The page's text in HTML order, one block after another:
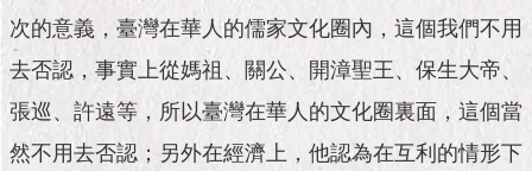
系
統
1999）
次的意義，臺灣在華人的儒家文化圈內，這個我們不用
去否認，事實上從媽祖、關公、開漳聖王、保生大帝、
張巡、許遠等，所以臺灣在華人的文化圈裏面，這個當
然不用去否認；另外在經濟上，他認為在互利的情形下